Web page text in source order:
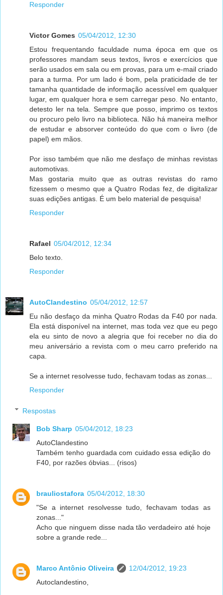
Responder
Victor Gomes 05/04/2012, 12:30
Estou frequentando faculdade numa época em que os
professores mandam seus textos, livros e exercícios que
serão usados em sala ou em provas, para um e-mail criado
para a turma. Por um lado é bom, pela praticidade de ter
tamanha quantidade de informação acessível em qualquer
lugar, em qualquer hora e sem carregar peso. No entanto,
detesto ler na tela. Sempre que posso, imprimo os textos
ou procuro pelo livro na biblioteca. Não há maneira melhor
de estudar e absorver conteúdo do que com o livro (de
papel) em mãos.
Por isso também que não me desfaço de minhas revistas
automotivas.
Mas gostaria muito que as outras revistas do ramo
fizessem o mesmo que a Quatro Rodas fez, de digitalizar
suas edições antigas. É um belo material de pesquisa!
Responder
Rafael 05/04/2012, 12:34
Belo texto.
Responder
AutoClandestino 05/04/2012, 12:57
Eu não desfaço da minha Quatro Rodas da F40 por nada.
Ela está disponível na internet, mas toda vez que eu pego
ela eu sinto de novo a alegria que foi receber no dia do
meu aniversário a revista com o meu carro preferido na
capa.
Se a internet resolvesse tudo, fechavam todas as zonas...
Responder
Respostas
Bob Sharp 05/04/2012, 18:23
AutoClandestino
Também tenho guardada com cuidado essa edição do
F40, por razões óbvias... (risos)
brauliostafora 05/04/2012, 18:30
"Se a internet resolvesse tudo, fechavam todas as
zonas..."
Acho que ninguem disse nada tão verdadeiro até hoje
sobre a grande rede...
Marco Antônio Oliveira
12/04/2012, 19:23
Autoclandestino,